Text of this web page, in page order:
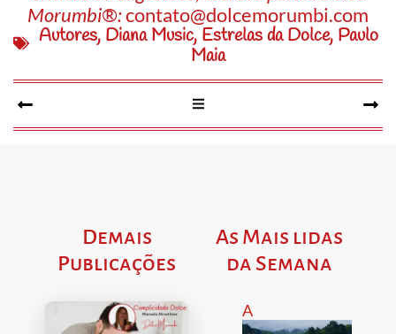
Morumbi®:contato@dolcemorumbi.com
Autores, Diana Music, Estrelas da Dolce, Paulo
Maia
Demais
Publicações
As Mais lidas
da Semana
A